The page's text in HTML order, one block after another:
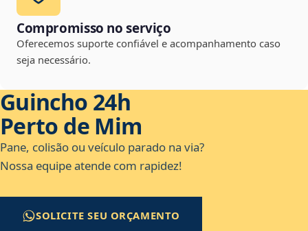
Compromisso no serviço
Oferecemos suporte confiável e acompanhamento caso
seja necessário.
Guincho 24h
Perto de Mim
Pane, colisão ou veículo parado na via?
Nossa equipe atende com rapidez!
SOLICITE SEU ORÇAMENTO